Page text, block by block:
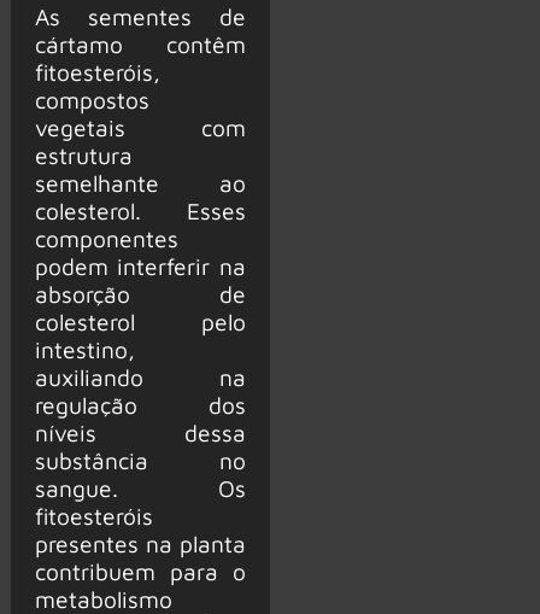
As sementes de
cártamo contêm
fitoesteróis,
compostos
vegetais com
estrutura
semelhante ao
colesterol. Esses
componentes
podem interferir na
absorção de
colesterol pelo
intestino,
auxiliando na
regulação dos
níveis dessa
substância no
sangue. Os
fitoesteróis
presentes na planta
contribuem para o
metabolismo